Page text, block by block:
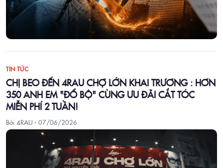
TIN TỨC
CHỊ BEO ĐẾN 4RAU CHỢ LỚN KHAI TRƯƠNG : HƠN
350 ANH EM "ĐỔ BỘ" CÙNG ƯU ĐÃI CẮT TÓC
MIỄN PHÍ 2 TUẦN!
Bởi 4RAU · 07/06/2026